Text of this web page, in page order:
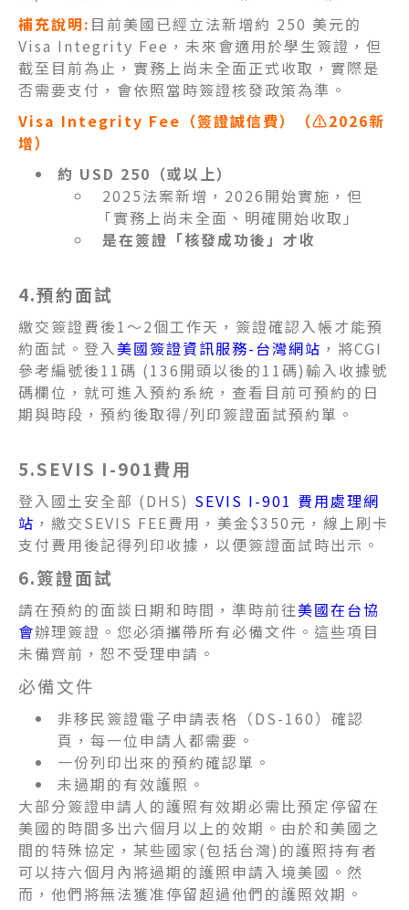
補充說明: 目前美國已經立法新增約 250 美元的
Visa Integrity Fee，未來會適用於學生簽證，但
截至目前為止，實務上尚未全面正式收取，實際是
否需要支付，會依照當時簽證核發政策為準。
Visa Integrity Fee（簽證誠信費）（⚠️2026新
增）
約 USD 250（或以上）
2025法案新增，2026開始實施，但
「實務上尚未全面、明確開始收取」
是在簽證「核發成功後」才收
4.預約面試
繳交簽證費後1～2個工作天，簽證確認入帳才能預
約面試。登入美國簽證資訊服務-台灣網站 ， 將CGI
參考編號後11碼 (136開頭以後的11碼)輸入收據號
碼欄位，就可進入預約系統，查看目前可預約的日
期與時段，預約後取得/列印簽證面試預約單。
5.SEVIS I-901費用
登入國土安全部 (DHS) SEVIS I-901 費用處理網
站 ，繳交SEVIS FEE費用，美金$350元，線上刷卡
支付費用後記得列印收據，以便簽證面試時出示。
6.簽證面試
請在預約的面談日期和時間，準時前往美國在台協
會辦理簽證。您必須攜帶所有必備文件。這些項目
未備齊前，恕不受理申請。
必備文件
非移民簽證電子申請表格（DS-160）確認
頁，每一位申請人都需要。
一份列印出來的預約確認單。
未過期的有效護照。
大部分簽證申請人的護照有效期必需比預定停留在
美國的時間多出六個月以上的效期。由於和美國之
間的特殊協定，某些國家(包括台灣)的護照持有者
可以持六個月內將過期的護照申請入境美國。然
而，他們將無法獲准停留超過他們的護照效期。